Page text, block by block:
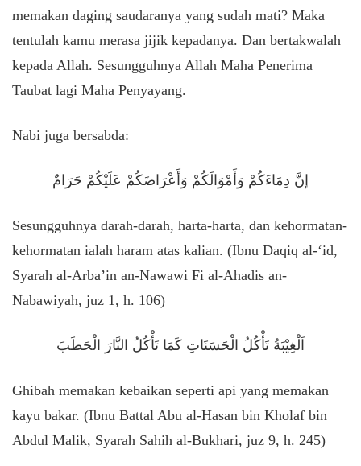
memakan daging saudaranya yang sudah mati? Maka
tentulah kamu merasa jijik kepadanya. Dan bertakwalah
kepada Allah. Sesungguhnya Allah Maha Penerima
Taubat lagi Maha Penyayang.
Nabi juga bersabda:
إنَّ دِمَاءَكُمْ وَأَمْوَالَكُمْ وَأَعْرَاضَكُمْ عَلَيْكُمْ حَرَامٌ
Sesungguhnya darah-darah, harta-harta, dan kehormatan-
kehormatan ialah haram atas kalian. (Ibnu Daqiq al-‘id,
Syarah al-Arba’in an-Nawawi Fi al-Ahadis an-
Nabawiyah, juz 1, h. 106)
اَلْغِيْبَةُ تَأْكُلُ الْحَسَنَاتِ كَمَا تَأْكُلُ النَّارَ الْحَطَبَ
Ghibah memakan kebaikan seperti api yang memakan
kayu bakar. (Ibnu Battal Abu al-Hasan bin Kholaf bin
Abdul Malik, Syarah Sahih al-Bukhari, juz 9, h. 245)